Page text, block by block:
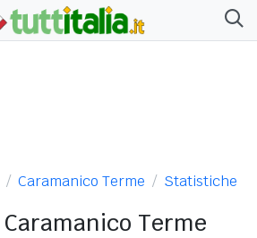
Caramanico Terme Statistiche
Terme